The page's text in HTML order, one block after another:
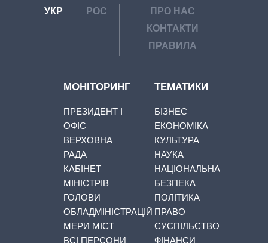
УКР РОС
ПРО НАС
КОНТАКТИ
ПРАВИЛА
МОНІТОРИНГ
ПРЕЗИДЕНТ І
ОФІС
ВЕРХОВНА
РАДА
КАБІНЕТ
МІНІСТРІВ
ГОЛОВИ
ОБЛАДМІНІСТРАЦІЙ
МЕРИ МІСТ
ВСІ ПЕРСОНИ
ТЕМАТИКИ
БІЗНЕС
ЕКОНОМІКА
КУЛЬТУРА
НАУКА
НАЦІОНАЛЬНА
БЕЗПЕКА
ПОЛІТИКА
ПРАВО
СУСПІЛЬСТВО
ФІНАНСИ